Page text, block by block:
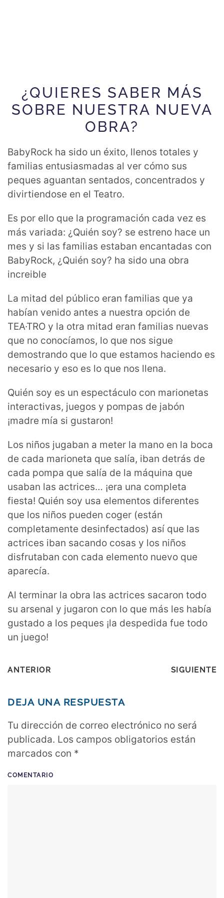
¿QUIERES SABER MÁS
SOBRE NUESTRA NUEVA
OBRA?
BabyRock ha sido un éxito, llenos totales y
familias entusiasmadas al ver cómo sus
peques aguantan sentados, concentrados y
divirtiendose en el Teatro.
Es por ello que la programación cada vez es
más variada: ¿Quién soy? se estreno hace un
mes y si las familias estaban encantadas con
BabyRock, ¿Quién soy? ha sido una obra
increible
La mitad del público eran familias que ya
habían venido antes a nuestra opción de
TEA·TRO y la otra mitad eran familias nuevas
que no conocíamos, lo que nos sigue
demostrando que lo que estamos haciendo es
necesario y eso es lo que nos llena.
Quién soy es un espectáculo con marionetas
interactivas, juegos y pompas de jabón
¡madre mía si gustaron!
Los niños jugaban a meter la mano en la boca
de cada marioneta que salía, iban detrás de
cada pompa que salía de la máquina que
usaban las actrices… ¡era una completa
fiesta! Quién soy usa elementos diferentes
que los niños pueden coger (están
completamente desinfectados) así que las
actrices iban sacando cosas y los niños
disfrutaban con cada elemento nuevo que
aparecía.
Al terminar la obra las actrices sacaron todo
su arsenal y jugaron con lo que más les había
gustado a los peques ¡la despedida fue todo
un juego!
ANTERIOR SIGUIENTE
DEJA UNA RESPUESTA
Tu dirección de correo electrónico no será
publicada. Los campos obligatorios están
marcados con *
COMENTARIO